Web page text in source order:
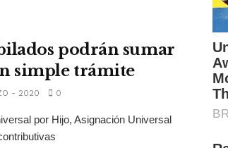
podrán sumar
simple trámite
- 2020 0
por Hijo, Asignación Universal